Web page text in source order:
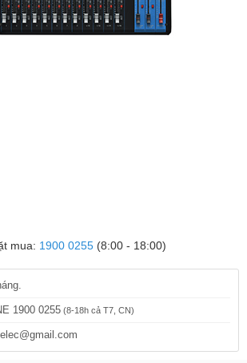
mua: 1900 0255(8:00 - 18:00)
1900 0255 (8-18h cả T7, CN)